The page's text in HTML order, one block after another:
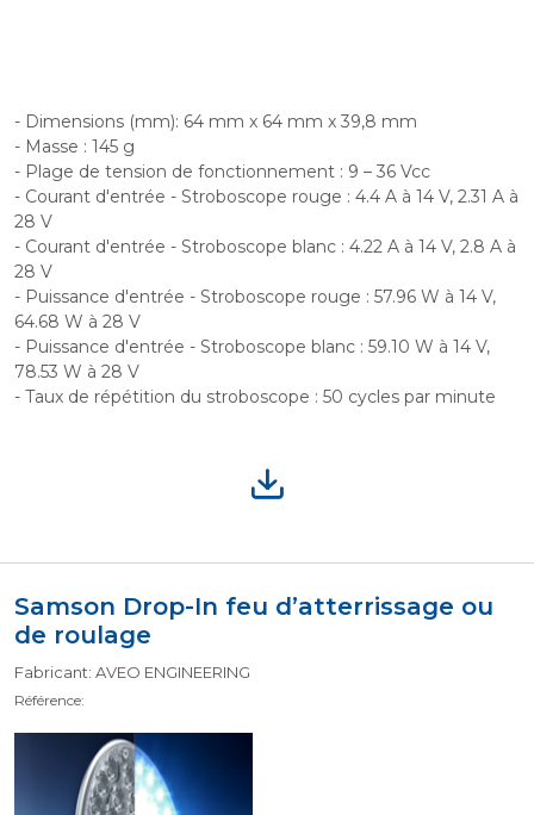
- Dimensions (mm): 64 mm x 64 mm x 39,8 mm
- Masse : 145 g
- Plage de tension de fonctionnement : 9 – 36 Vcc
- Courant d'entrée - Stroboscope rouge : 4.4 A à 14 V, 2.31 A à
28 V
- Courant d'entrée - Stroboscope blanc : 4.22 A à 14 V, 2.8 A à
28 V
- Puissance d'entrée - Stroboscope rouge : 57.96 W à 14 V,
64.68 W à 28 V
- Puissance d'entrée - Stroboscope blanc : 59.10 W à 14 V,
78.53 W à 28 V
- Taux de répétition du stroboscope : 50 cycles par minute
Samson Drop-In feu d’atterrissage ou
de roulage
Fabricant: AVEO ENGINEERING
Référence: